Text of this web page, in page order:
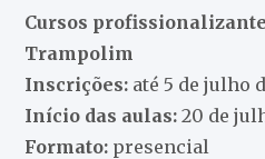
Cursos
Trampolim
Inscrições:até 5 de julho
Início das aulas:20 de
Formato:presencial